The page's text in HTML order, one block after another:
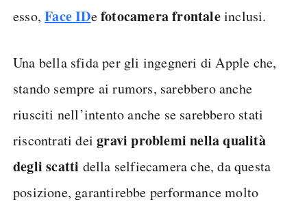
esso,Face IDefotocamera frontaleinclusi.
Una bella sfida per gli ingegneri di Apple che,
stando sempre ai rumors, sarebbero anche
riusciti nell’intento anche se sarebbero stati
riscontrati deigravi problemi nella qualità
degli scatti della selfiecamera che, da questa
posizione, garantirebbe performance molto